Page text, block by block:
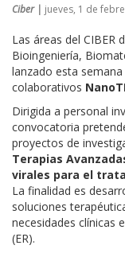
Ciber | jueves, 1 de
Las áreas del CIBER
Bioingeniería,
lanzado esta
colaborativos
Dirigida a personal
convocatoria
proyectos de
Terapias
virales para el
La finalidad es
soluciones
necesidades clínicas
(ER).